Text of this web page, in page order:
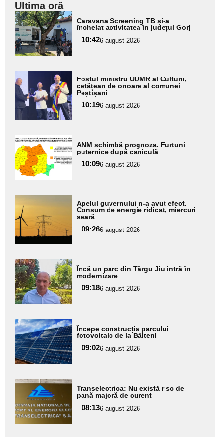
Ultima oră
Adaugă
aici textul
pentru
subtitlu
Caravana Screening TB și-a
încheiat activitatea în județul Gorj
10:426 august 2026
Adaugă
aici textul
pentru
subtitlu
Fostul ministru UDMR al Culturii,
cetățean de onoare al comunei
Peștișani
10:196 august 2026
Adaugă
aici textul
pentru
subtitlu
ANM schimbă prognoza. Furtuni
puternice după caniculă
10:096 august 2026
Adaugă
aici textul
pentru
subtitlu
Apelul guvernului n-a avut efect.
Consum de energie ridicat, miercuri
seară
09:266 august 2026
Adaugă
aici textul
pentru
subtitlu
Încă un parc din Târgu Jiu intră în
modernizare
09:186 august 2026
Adaugă
aici textul
pentru
subtitlu
Începe construcția parcului
fotovoltaic de la Bâlteni
09:026 august 2026
Adaugă
aici textul
pentru
subtitlu
Transelectrica: Nu există risc de
pană majoră de curent
08:136 august 2026